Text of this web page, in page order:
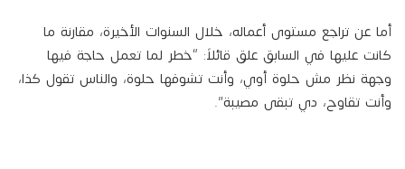
أما عن تراجع مستوى أعماله، خلال السنوات الأخيرة، مقارنة ما
كانت عليها في السابق علق قائلاً: “خطر لما تعمل حاجة فيها
وجهة نظر مش حلوة أوي، وأنت تشوفها حلوة، والناس تقول كذا،
وأنت تقاوح، دي تبقى مصيبة”.